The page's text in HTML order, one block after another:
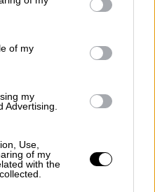
and its third-party tags to
purposes in below Google
of my
my
Advertising.
Use,
of my
with the
επιτρέπουν να κάνω
μου
στην εκπομπή
MEGA.